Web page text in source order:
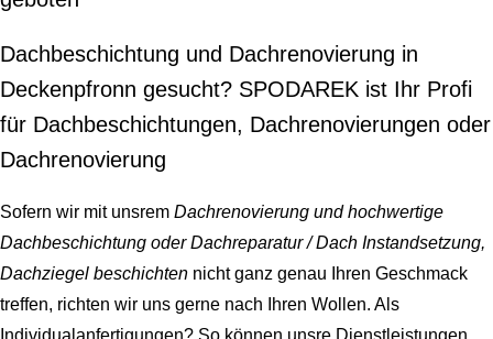
Dachbeschichtung und Dachrenovierung in
Deckenpfronn gesucht? SPODAREK ist Ihr Profi
für Dachbeschichtungen, Dachrenovierungen oder
Dachrenovierung
Sofern wir mit unsrem Dachrenovierung und hochwertige
Dachbeschichtung oder Dachreparatur / Dach Instandsetzung,
Dachziegel beschichten nicht ganz genau Ihren Geschmack
treffen, richten wir uns gerne nach Ihren Wollen. Als
Individualanfertigungen? So können unsre Dienstleistungen